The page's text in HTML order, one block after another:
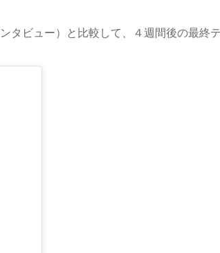
タビュー）と比較して、４週間後の最終